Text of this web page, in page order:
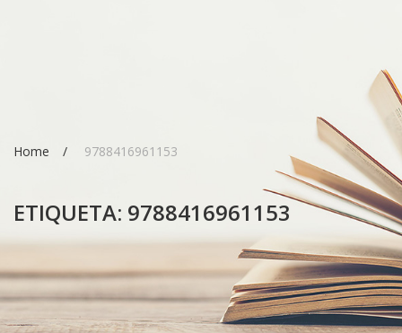
Home 9788416961153
ETIQUETA: 9788416961153